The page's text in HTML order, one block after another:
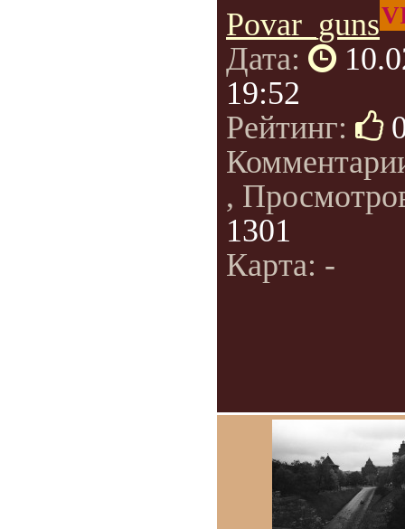
Povar_guns
Дата:
19:52
Рейтинг:
,
1301
Карта: -